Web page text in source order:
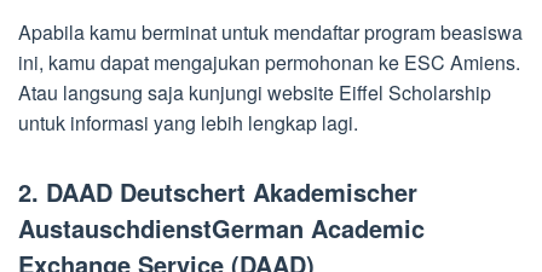
Apabila kamu berminat untuk mendaftar program beasiswa
ini, kamu dapat mengajukan permohonan ke ESC Amiens.
Atau langsung saja kunjungi website Eiffel Scholarship
untuk informasi yang lebih lengkap lagi.
2. DAAD Deutschert Akademischer
AustauschdienstGerman Academic
Exchange Service (DAAD)